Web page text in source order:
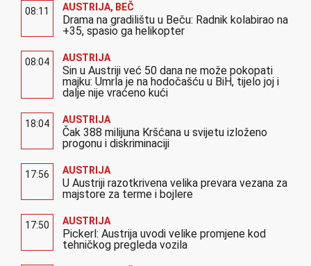
08:11 AUSTRIJA, BEČ
Drama na gradilištu u Beču: Radnik kolabirao na
+35, spasio ga helikopter
08:04 AUSTRIJA
Sin u Austriji već 50 dana ne može pokopati
majku: Umrla je na hodočašću u BiH, tijelo joj i
dalje nije vraćeno kući
18:04 AUSTRIJA
Čak 388 milijuna Kršćana u svijetu izloženo
progonu i diskriminaciji
17:56 AUSTRIJA
U Austriji razotkrivena velika prevara vezana za
majstore za terme i bojlere
17:50 AUSTRIJA
Pickerl: Austrija uvodi velike promjene kod
tehničkog pregleda vozila